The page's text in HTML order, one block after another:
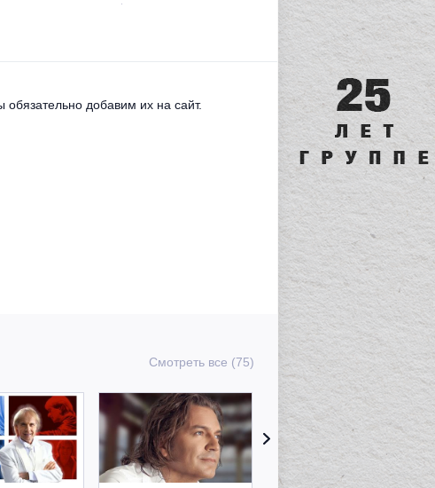
добавим их на сайт.
Смотреть все (75)